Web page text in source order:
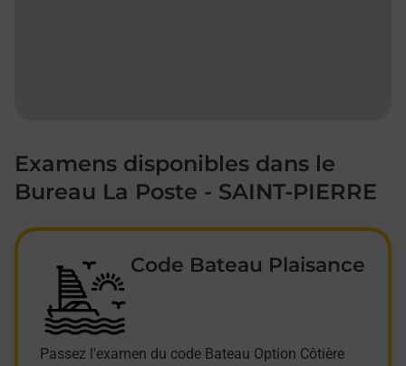
Examens disponibles dans le
Bureau La Poste - SAINT-PIERRE
Code Bateau Plaisance
Passez l'examen du code Bateau Option Côtière